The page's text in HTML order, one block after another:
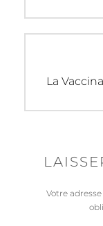
l’article
Next
La
Votre